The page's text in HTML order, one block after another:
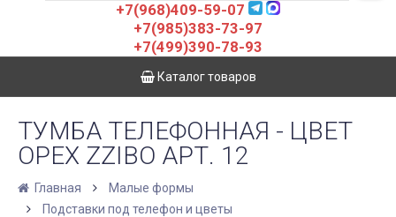
+7(968)409-59-07
+7(985)383-73-97
+7(499)390-78-93
Каталог товаров
ТУМБА ТЕЛЕФОННАЯ - ЦВЕТ
ОРЕХ ZZIBO АРТ. 12
Главная
Малые формы
Подставки под телефон и цветы